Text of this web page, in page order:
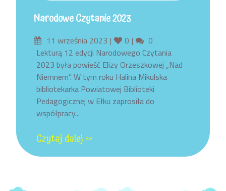
Narodowe Czytanie 2023
Posted
on
11 września 2023 Likes
0 Comments
0
Lekturą 12 edycji Narodowego Czytania
2023 była powieść Elizy Orzeszkowej „Nad
Niemnem”. W tym roku Halina Mikulska
bibliotekarka Powiatowej Biblioteki
Pedagogicznej w Ełku zaprosiła do
współpracy...
Czytaj dalej >>